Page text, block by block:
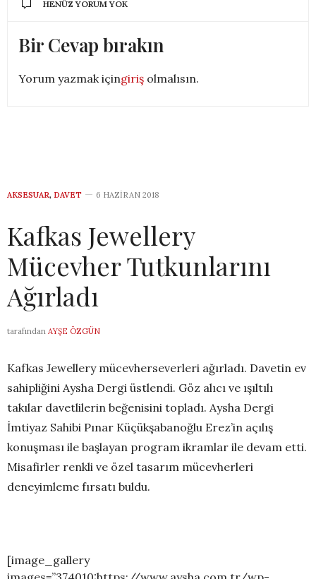
HENÜZ YORUM YOK
Bir Cevap bırakın
Yorum yazmak içingiriş olmalısın.
AKSESUAR, DAVET 6 HAZIRAN 2018
Kafkas Jewellery
Mücevher Tutkunlarını
Ağırladı
tarafından AYŞE ÖZGÜN
Kafkas Jewellery mücevherseverleri ağırladı. Davetin ev
sahipliğini Aysha Dergi üstlendi. Göz alıcı ve ışıltılı
takılar davetlilerin beğenisini topladı. Aysha Dergi
İmtiyaz Sahibi Pınar Küçükşabanoğlu Erez’in açılış
konuşması ile başlayan program ikramlar ile devam etti.
Misafirler renkli ve özel tasarım mücevherleri
deneyimleme fırsatı buldu.
[image_gallery